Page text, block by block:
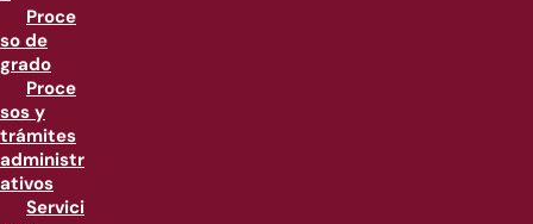
Proce
so de
grado
Proce
sos y
trámites
administr
ativos
Servici